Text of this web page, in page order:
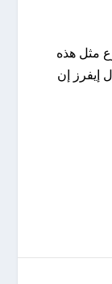
مثل هذه
إيفرز إن